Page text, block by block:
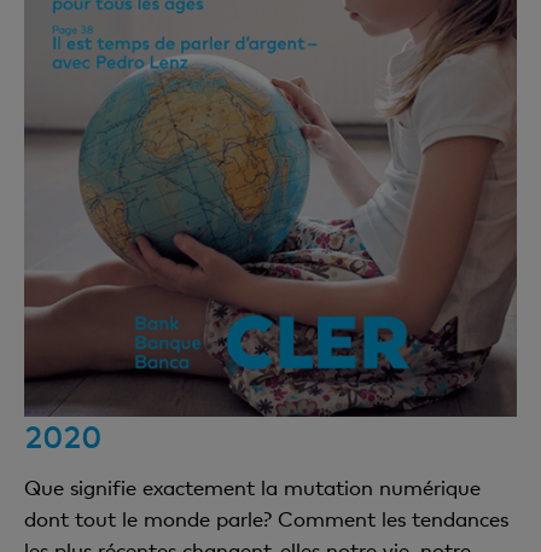
2020
Que signifie exactement la mutation numérique
dont tout le monde parle? Comment les tendances